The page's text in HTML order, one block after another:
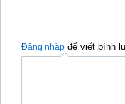
Đăng nhập để viết bình